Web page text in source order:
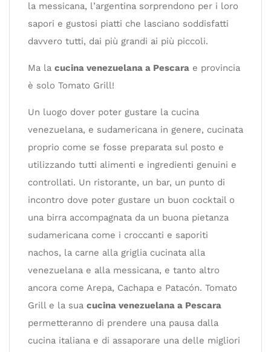
la messicana, l’argentina sorprendono per i loro
sapori e gustosi piatti che lasciano soddisfatti
davvero tutti, dai più grandi ai più piccoli.
Ma la cucina venezuelana a Pescara e provincia
è solo Tomato Grill!
Un luogo dover poter gustare la cucina
venezuelana, e sudamericana in genere, cucinata
proprio come se fosse preparata sul posto e
utilizzando tutti alimenti e ingredienti genuini e
controllati. Un ristorante, un bar, un punto di
incontro dove poter gustare un buon cocktail o
una birra accompagnata da un buona pietanza
sudamericana come i croccanti e saporiti
nachos, la carne alla griglia cucinata alla
venezuelana e alla messicana, e tanto altro
ancora come Arepa, Cachapa e Patacón. Tomato
Grill e la sua cucina venezuelana a Pescara
permetteranno di prendere una pausa dalla
cucina italiana e di assaporare una delle migliori